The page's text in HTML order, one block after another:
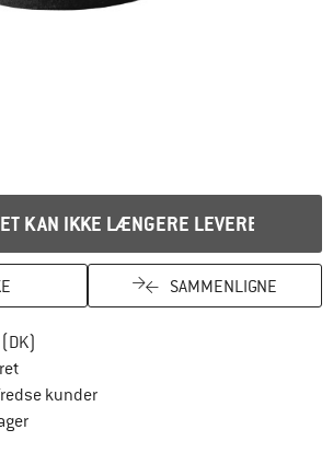
KAN IKKE LÆNGERE LEVERES
SAMMENLIGNE
kunder
Trustpilot-certificeret - oplysningerne får du